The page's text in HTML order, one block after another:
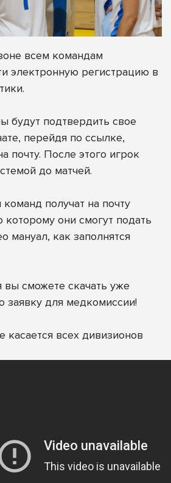
всем командам
электронную регистрацию в
будут подтвердить свое
перейдя по ссылке,
почту. После этого игрок
до матчей.
получат на почту
которому они смогут подать
мануал, как заполнятся
вы сможете скачать уже
заявку для медкомиссии!
всех дивизионов